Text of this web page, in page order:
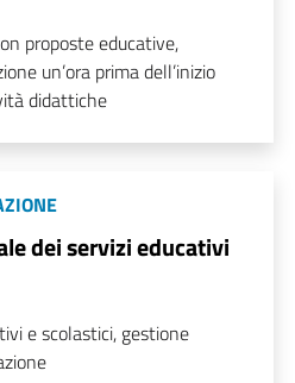
proposte educative,
un’ora prima dell’inizio
didattiche
dei servizi educativi
e scolastici, gestione